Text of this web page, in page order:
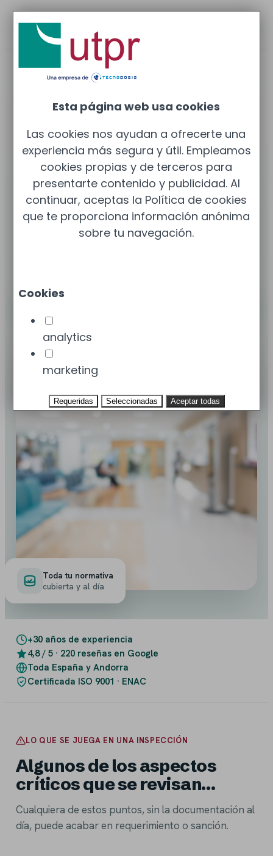
preparado ante una
inspección?
Nos ocupamos de que tu centro esté al día en todos
los ámbitos normativos
: radioprotección, residuos,
salud ambiental, RGPD, licencias sanitarias y mucho
más. Un único proveedor, una gestión integral y la
Sin coste · sin compromiso
Toda tu normativa
cubierta y al día
+30 años de experiencia
4,8 / 5 · 220 reseñas en Google
Toda España y Andorra
Certificada ISO 9001 · ENAC
LO QUE SE JUEGA EN UNA INSPECCIÓN
Algunos de los aspectos
críticos que se revisan…
Cualquiera de estos puntos, sin la documentación al
día, puede acabar en requerimiento o sanción.
Esta página web usa cookies
Las cookies nos ayudan a ofrecerte una
experiencia más segura y útil. Empleamos
cookies propias y de terceros para
presentarte contenido y publicidad. Al
continuar, aceptas la Política de cookies
que te proporciona información anónima
sobre tu navegación.
Cookies
analytics
marketing
Requeridas Seleccionadas Aceptar todas